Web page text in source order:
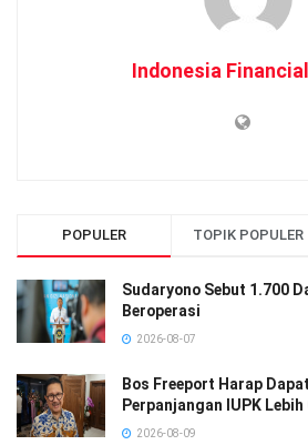
Indonesia
POPULER TOPIK POPULER
Sudaryono Sebut 1.700
Beroperasi
2026-08-07
Bos Freeport Harap
Perpanjangan IUPK Lebih
2026-08-09